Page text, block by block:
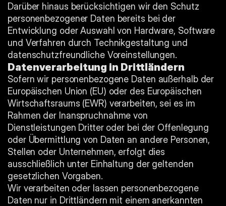
Darüber hinaus berücksichtigen wir den Schutz
personenbezogener Daten bereits bei der
Entwicklung oder Auswahl von Hardware, Software
und Verfahren durch Technikgestaltung und
datenschutzfreundliche Voreinstellungen.
Datenverarbeitung in Drittländern
Sofern wir personenbezogene Daten außerhalb der
Europäischen Union (EU) oder des Europäischen
Wirtschaftsraums (EWR) verarbeiten, sei es im
Rahmen der Inanspruchnahme von
Dienstleistungen Dritter oder bei der Offenlegung
oder Übermittlung von Daten an andere Personen,
Stellen oder Unternehmen, erfolgt dies
ausschließlich unter Einhaltung der geltenden
gesetzlichen Vorgaben.
Wir verarbeiten oder lassen personenbezogene
Daten nur in Drittländern mit einem anerkannten